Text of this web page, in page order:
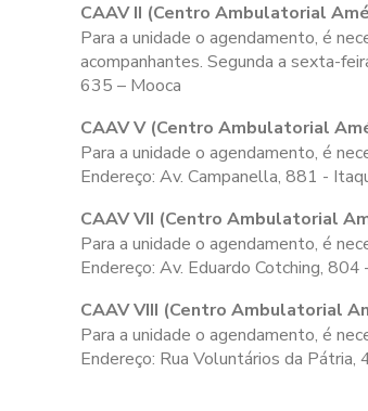
CAAV II (Centro Ambulatorial
Para a unidade o agendamento, é
acompanhantes. Segunda a sexta-
635 – Mooca
CAAV V (Centro Ambulatorial
Para a unidade o agendamento, é
Endereço: Av. Campanella, 881 -
CAAV VII (Centro Ambulatorial
Para a unidade o agendamento, é
Endereço: Av. Eduardo Cotching, 804
CAAV VIII (Centro Ambulatorial
Para a unidade o agendamento, é
Endereço: Rua Voluntários da Pátria,